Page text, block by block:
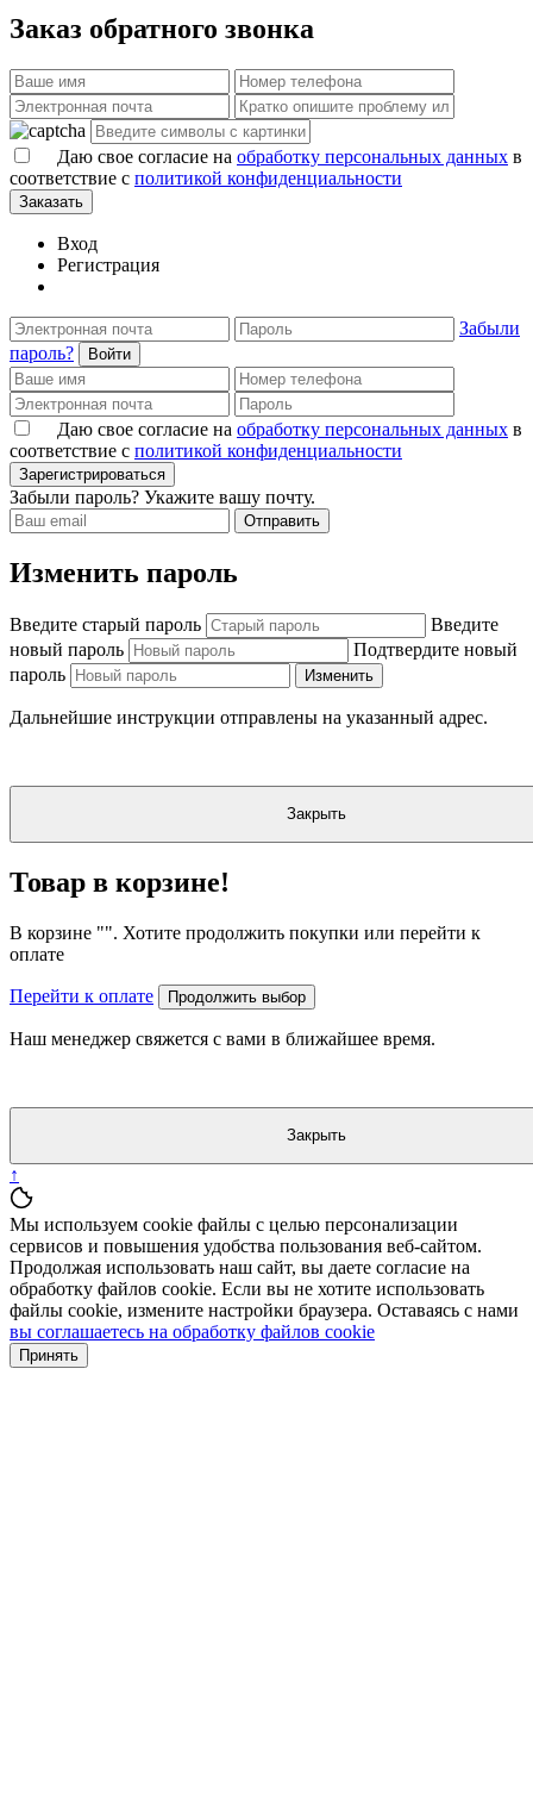
Заказ обратного звонка
Даю свое согласие на обработку персональных данных в
соответствие с политикой конфиденциальности
Заказать
Вход
Регистрация
Забыли
пароль?
Войти
Даю свое согласие на обработку персональных данных в
соответствие с политикой конфиденциальности
Зарегистрироваться
Забыли пароль? Укажите вашу почту.
Отправить
Изменить пароль
Введите старый пароль
Введите
новый пароль
Подтвердите новый
пароль
Изменить
Дальнейшие инструкции отправлены на указанный адрес.
Закрыть
Товар в корзине!
В корзине "". Хотите продолжить покупки или перейти к
оплате
Перейти к оплате Продолжить выбор
Наш менеджер свяжется с вами в ближайшее время.
Закрыть
↑
Мы используем cookie файлы с целью персонализации
сервисов и повышения удобства пользования веб-сайтом.
Продолжая использовать наш сайт, вы даете согласие на
обработку файлов cookie. Если вы не хотите использовать
файлы cookie, измените настройки браузера. Оставаясь с нами
вы соглашаетесь на обработку файлов cookie
Принять